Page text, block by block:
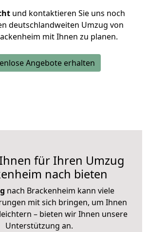
und kontaktieren Sie uns noch
deutschlandweiten Umzug von
mit Ihnen zu planen.
Angebote erhalten
für Ihren Umzug
nach bieten
nach Brackenheim kann viele
mit sich bringen, um Ihnen
– bieten wir Ihnen unsere
Unterstützung an.